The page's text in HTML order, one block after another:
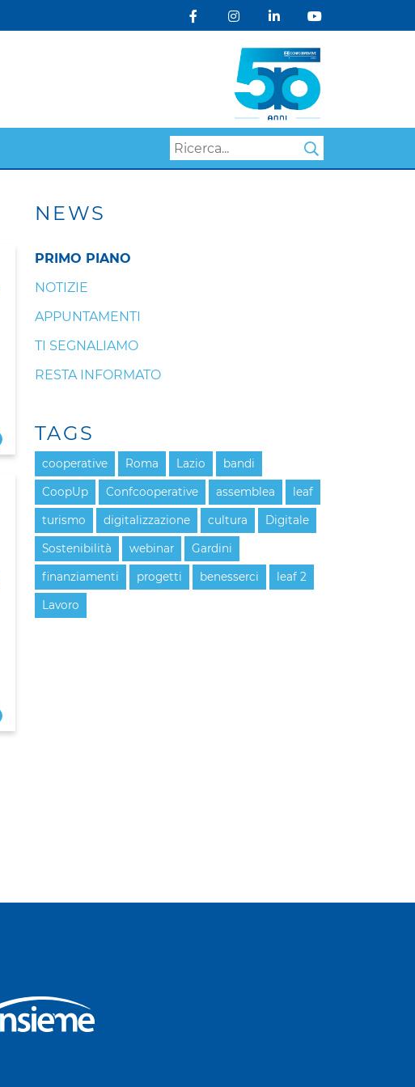
NEWS
PRIMO PIANO
NOTIZIE
APPUNTAMENTI
TI SEGNALIAMO
RESTA INFORMATO
TAGS
cooperative Roma Lazio bandi
CoopUp Confcooperative assemblea leaf
turismo digitalizzazione cultura Digitale
Sostenibilità webinar Gardini
finanziamenti progetti benesserci leaf 2
Lavoro